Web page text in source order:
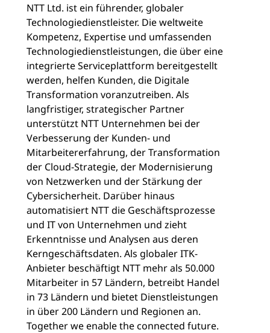
NTT Ltd. ist ein führender, globaler
Technologiedienstleister. Die weltweite
Kompetenz, Expertise und umfassenden
Technologiedienstleistungen, die über eine
integrierte Serviceplattform bereitgestellt
werden, helfen Kunden, die Digitale
Transformation voranzutreiben. Als
langfristiger, strategischer Partner
unterstützt NTT Unternehmen bei der
Verbesserung der Kunden- und
Mitarbeitererfahrung, der Transformation
der Cloud-Strategie, der Modernisierung
von Netzwerken und der Stärkung der
Cybersicherheit. Darüber hinaus
automatisiert NTT die Geschäftsprozesse
und IT von Unternehmen und zieht
Erkenntnisse und Analysen aus deren
Kerngeschäftsdaten. Als globaler ITK-
Anbieter beschäftigt NTT mehr als 50.000
Mitarbeiter in 57 Ländern, betreibt Handel
in 73 Ländern und bietet Dienstleistungen
in über 200 Ländern und Regionen an.
Together we enable the connected future.